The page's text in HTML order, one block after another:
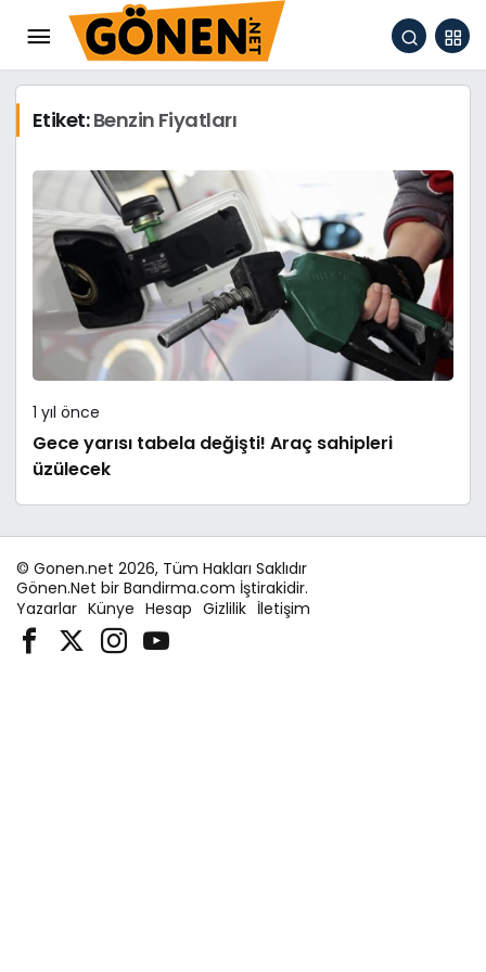
Etiket:Benzin Fiyatları
1 yıl önce
Gece yarısı tabela değişti! Araç sahipleri
üzülecek
© Gonen.net 2026, Tüm Hakları Saklıdır
Gönen.Net bir Bandirma.com İştirakidir.
Yazarlar Künye Hesap Gizlilik İletişim